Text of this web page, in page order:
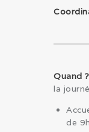
Quand ?
la
de 9h